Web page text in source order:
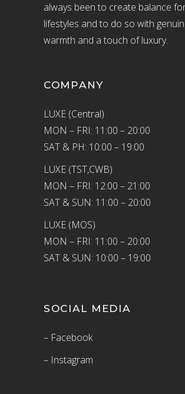
always been to create balance
lifestyles and to do so with
warmth and a touch of luxury.
COMPANY
LUXE (Central)
MON – FRI: 11:00 – 20:00
SAT & PH: 10:00 – 19:00
LUXE (TST,CWB)
MON – FRI: 12:00 – 21:00
SAT & SUN: 11:00 – 20:00
LUXE (MOS)
MON – FRI: 11:00 – 20:00
SAT & SUN: 10:00 – 19:00
SOCIAL MEDIA
– Facebook
– Instagram